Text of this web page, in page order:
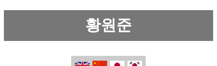
황원준